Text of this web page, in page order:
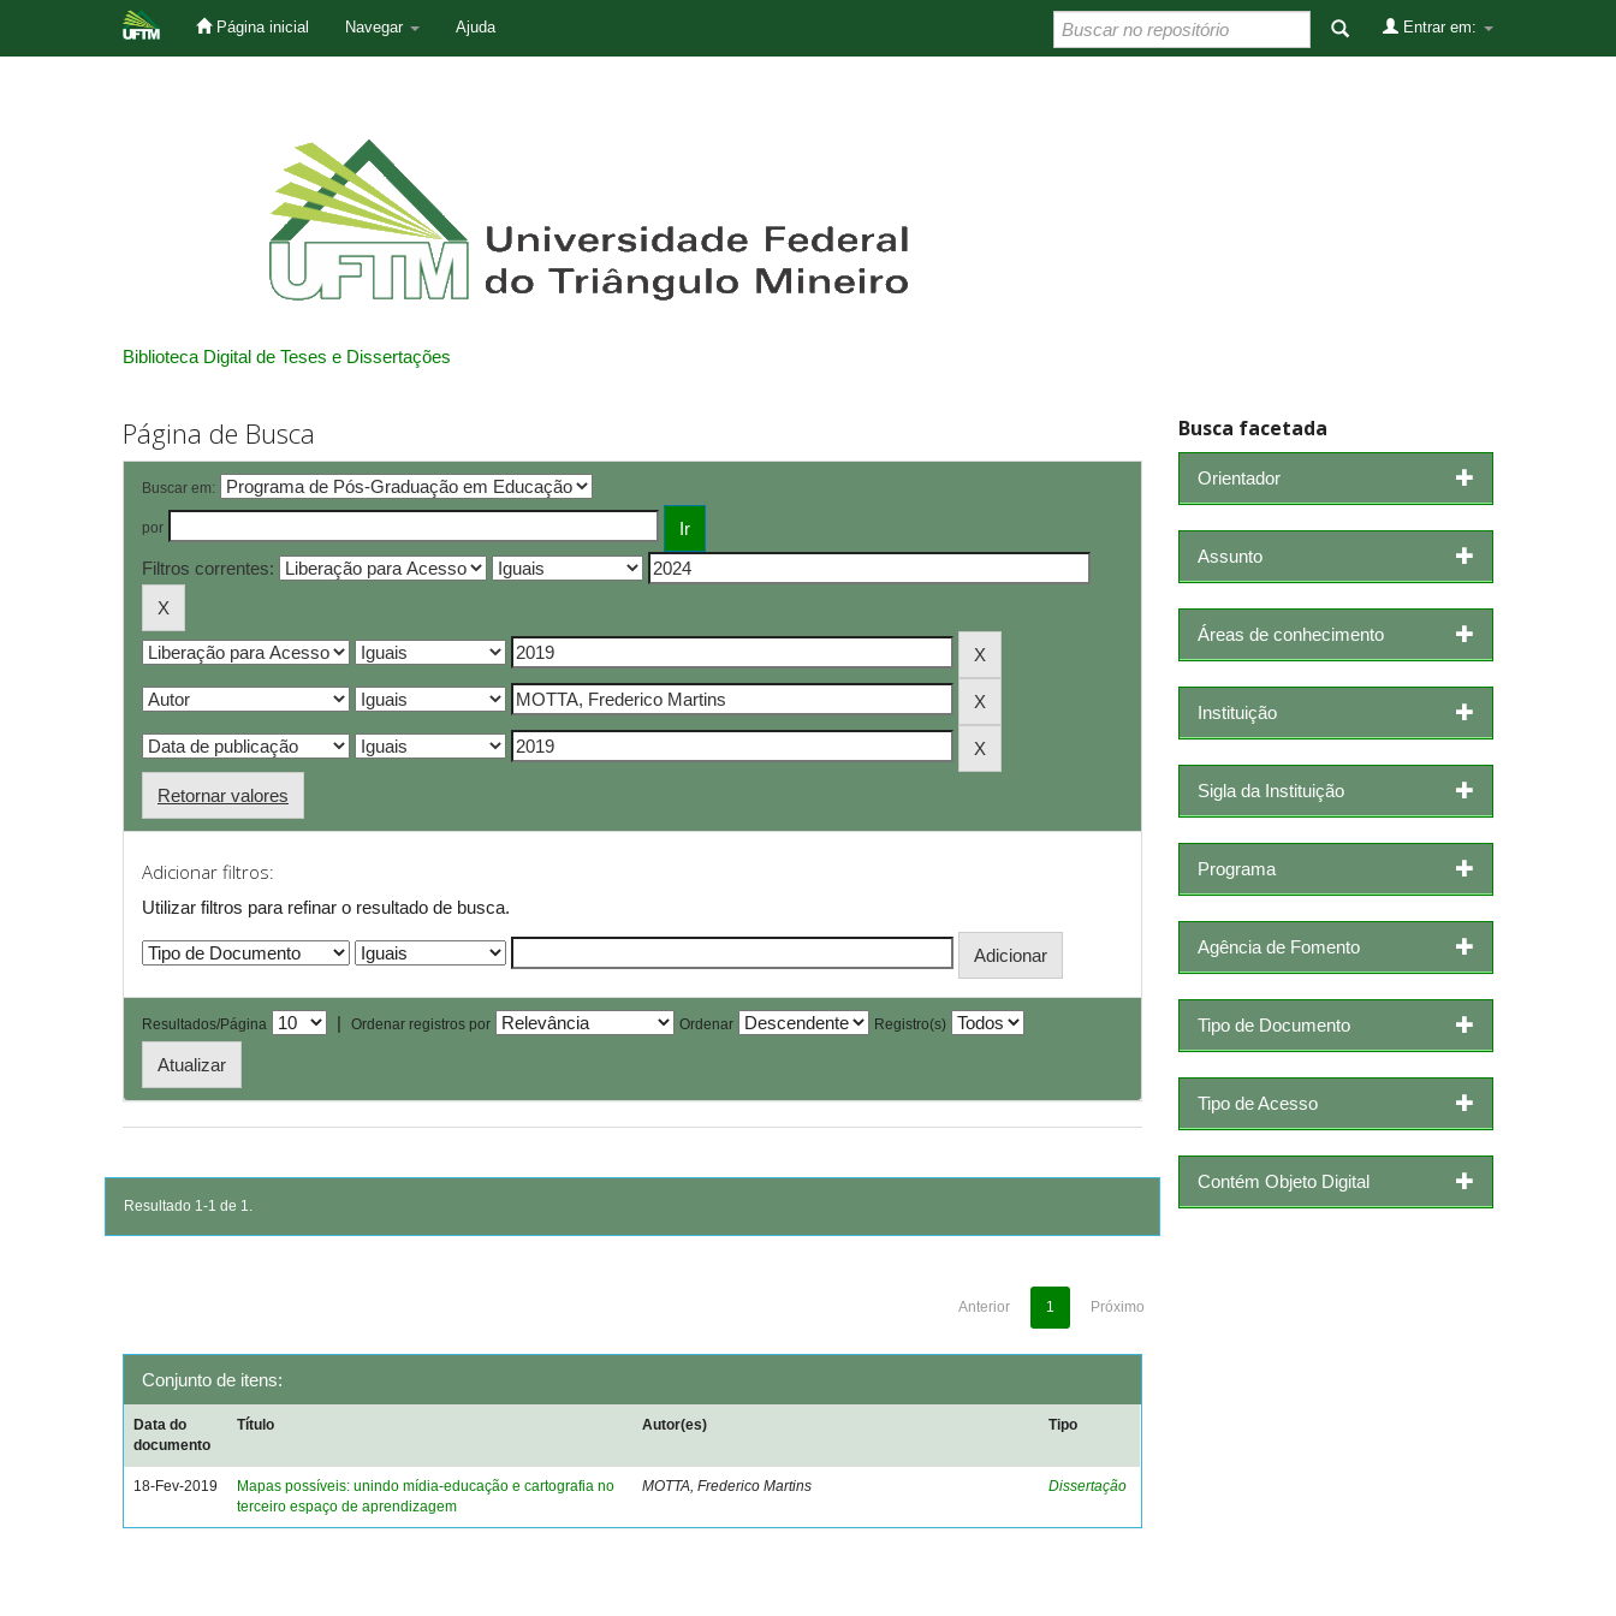
Página inicial Navegar Ajuda Entrar em:
Biblioteca Digital de Teses e Dissertações
Página de Busca
Buscar em:
por
Filtros correntes:
Retornar valores
Adicionar filtros:
Utilizar filtros para refinar o resultado de busca.
Resultados/Página | Ordenar registros por Ordenar Registro(s)
Resultado 1-1 de 1.
Anterior 1 Próximo
Conjunto de itens:
Data do
documento
Título Autor(es) Tipo
18-Fev-2019
Mapas possíveis: unindo mídia-educação e cartografia no
terceiro espaço de aprendizagem
MOTTA, Frederico Martins Dissertação
Busca facetada
Orientador
Assunto
Áreas de conhecimento
Instituição
Sigla da Instituição
Programa
Agência de Fomento
Tipo de Documento
Tipo de Acesso
Contém Objeto Digital